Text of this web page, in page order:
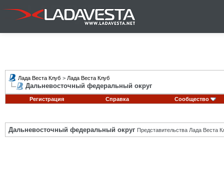
Лада Веста Клуб > Лада Веста Клуб
Дальневосточный федеральный округ
Регистрация Справка Сообщество
Дальневосточный федеральный округ Представительства Лада Веста